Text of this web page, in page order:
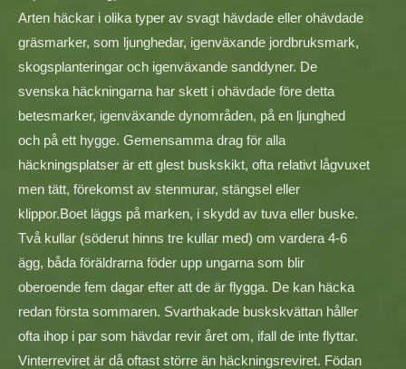
Arten häckar i olika typer av svagt hävdade eller ohävdade
gräsmarker, som ljunghedar, igenväxande jordbruksmark,
skogsplanteringar och igenväxande sanddyner. De
svenska häckningarna har skett i ohävdade före detta
betesmarker, igenväxande dynområden, på en ljunghed
och på ett hygge. Gemensamma drag för alla
häckningsplatser är ett glest buskskikt, ofta relativt lågvuxet
men tätt, förekomst av stenmurar, stängsel eller
klippor.Boet läggs på marken, i skydd av tuva eller buske.
Två kullar (söderut hinns tre kullar med) om vardera 4-6
ägg, båda föräldrarna föder upp ungarna som blir
oberoende fem dagar efter att de är flygga. De kan häcka
redan första sommaren. Svarthakade buskskvättan håller
ofta ihop i par som hävdar revir året om, ifall de inte flyttar.
Vinterreviret är då oftast större än häckningsreviret. Födan